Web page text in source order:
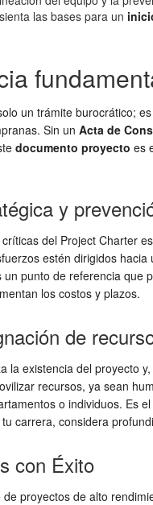
las bases para un
un trámite burocrático;
Sin un Acta de
documento proyecto es
y
del Project Charter
estén dirigidos
un punto de referencia
los costos y plazos.
de
la existencia del proyecto
recursos, ya sean
o individuos. Es
carrera, considera
con Éxito
proyectos de alto